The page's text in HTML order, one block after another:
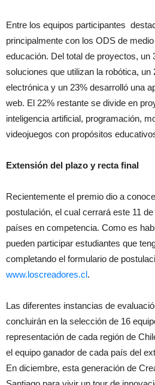
Entre los equipos participantes
principalmente con los ODS de
educación. Del total de proyectos, un
soluciones que utilizan la robótica, un
electrónica y un 23% desarrolló una
web. El 22% restante se divide en
inteligencia artificial, programación,
videojuegos con propósitos
Extensión del plazo y recta final
Recientemente el premio dio a
postulación, el cual cerrará este 11
países en competencia. Como es
pueden participar estudiantes que
completando el formulario de
www.loscreadores.cl.
Las diferentes instancias de
concluirán en la selección de 16
representación de cada región de
el equipo ganador de cada país del
En diciembre, esta generación de